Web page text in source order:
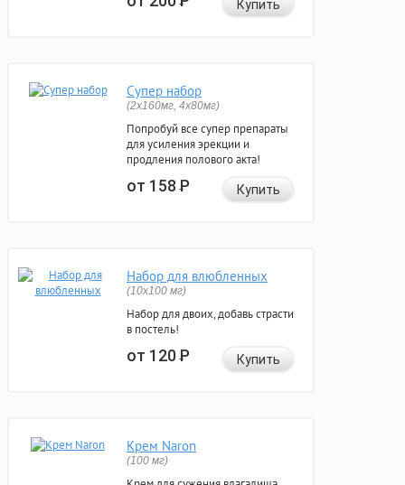
Купить
Супер набор
(2х160мг, 4х80мг)
Попробуй все супер препараты
для усиления эрекции и
продления полового акта!
от 158Р Купить
Набор для влюбленных
(10х100 мг)
Набор для двоих, добавь страсти
в постель!
от 120Р Купить
Крем Naron
(100 мг)